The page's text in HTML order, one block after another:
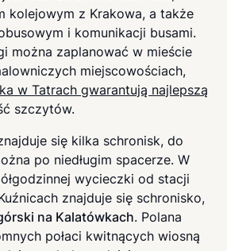
kolejowym z Krakowa, a także
i komunikacji busami.
można zaplanować w mieście
miejscowościach,
w Tatrach gwarantują najlepszą
szczytów.
się kilka schronisk, do
po niedługim spacerze. W
wycieczki od stacji
znajduje się schronisko,
na Kalatówkach. Polana
połaci kwitnących wiosną